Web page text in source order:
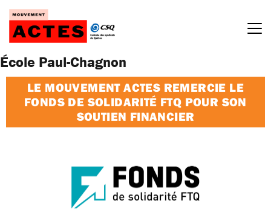
Passer
contenu
École Paul-Chagnon
LE MOUVEMENT ACTES REMERCIE LE
FONDS DE SOLIDARITÉ FTQ POUR SON
SOUTIEN FINANCIER